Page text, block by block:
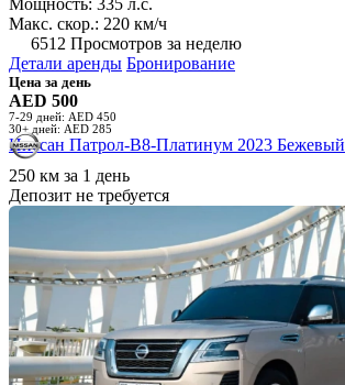
Макс. скор.: 220 км/ч
6512 Просмотров за неделю
Детали аренды Бронирование
Цена за день
AED 500
7-29 дней: AED 450
30+ дней: AED 285
Ниссан Патрол-В8-Платинум 2023 Бежевый
250 км за 1 день
Депозит не требуется